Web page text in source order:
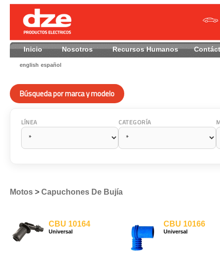
Inicio Nosotros Recursos Humanos
english español
Búsqueda por marca y modelo
LÍNEA CATEGORÍA
Motos> Capuchones De Bujía
CBU 10164
Universal
CBU 10166
Universal